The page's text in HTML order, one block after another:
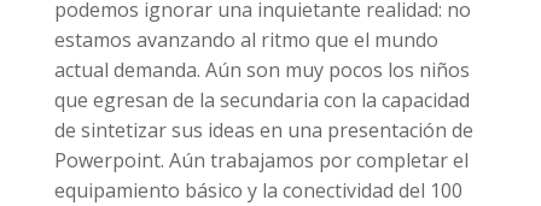
podemos ignorar una inquietante realidad: no
estamos avanzando al ritmo que el mundo
actual demanda. Aún son muy pocos los niños
que egresan de la secundaria con la capacidad
de sintetizar sus ideas en una presentación de
Powerpoint. Aún trabajamos por completar el
equipamiento básico y la conectividad del 100